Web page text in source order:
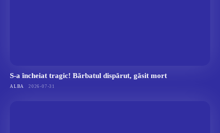
S-a încheiat tragic! Bărbatul dispărut, găsit mort
ALBA 2026-07-31